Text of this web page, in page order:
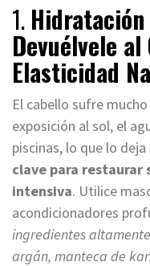
1.
Devuélvele al
Elasticidad
El cabello sufre
exposición al sol, el
piscinas, lo que lo
clave para restaurar
intensiva. Utilice
acondicionadores
ingredientes
argán, manteca de